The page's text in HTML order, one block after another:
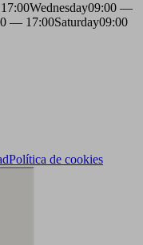
Wednesday09:00 —
— 17:00Saturday09:00
Política de cookies